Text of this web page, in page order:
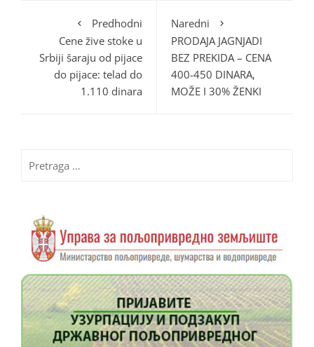
Predhodni
Cene žive stoke u
Srbiji šaraju od pijace
do pijace: telad do
1.110 dinara
Naredni
PRODAJA JAGNJADI
BEZ PREKIDA – CENA
400-450 DINARA,
MOŽE I 30% ŽENKI
za: